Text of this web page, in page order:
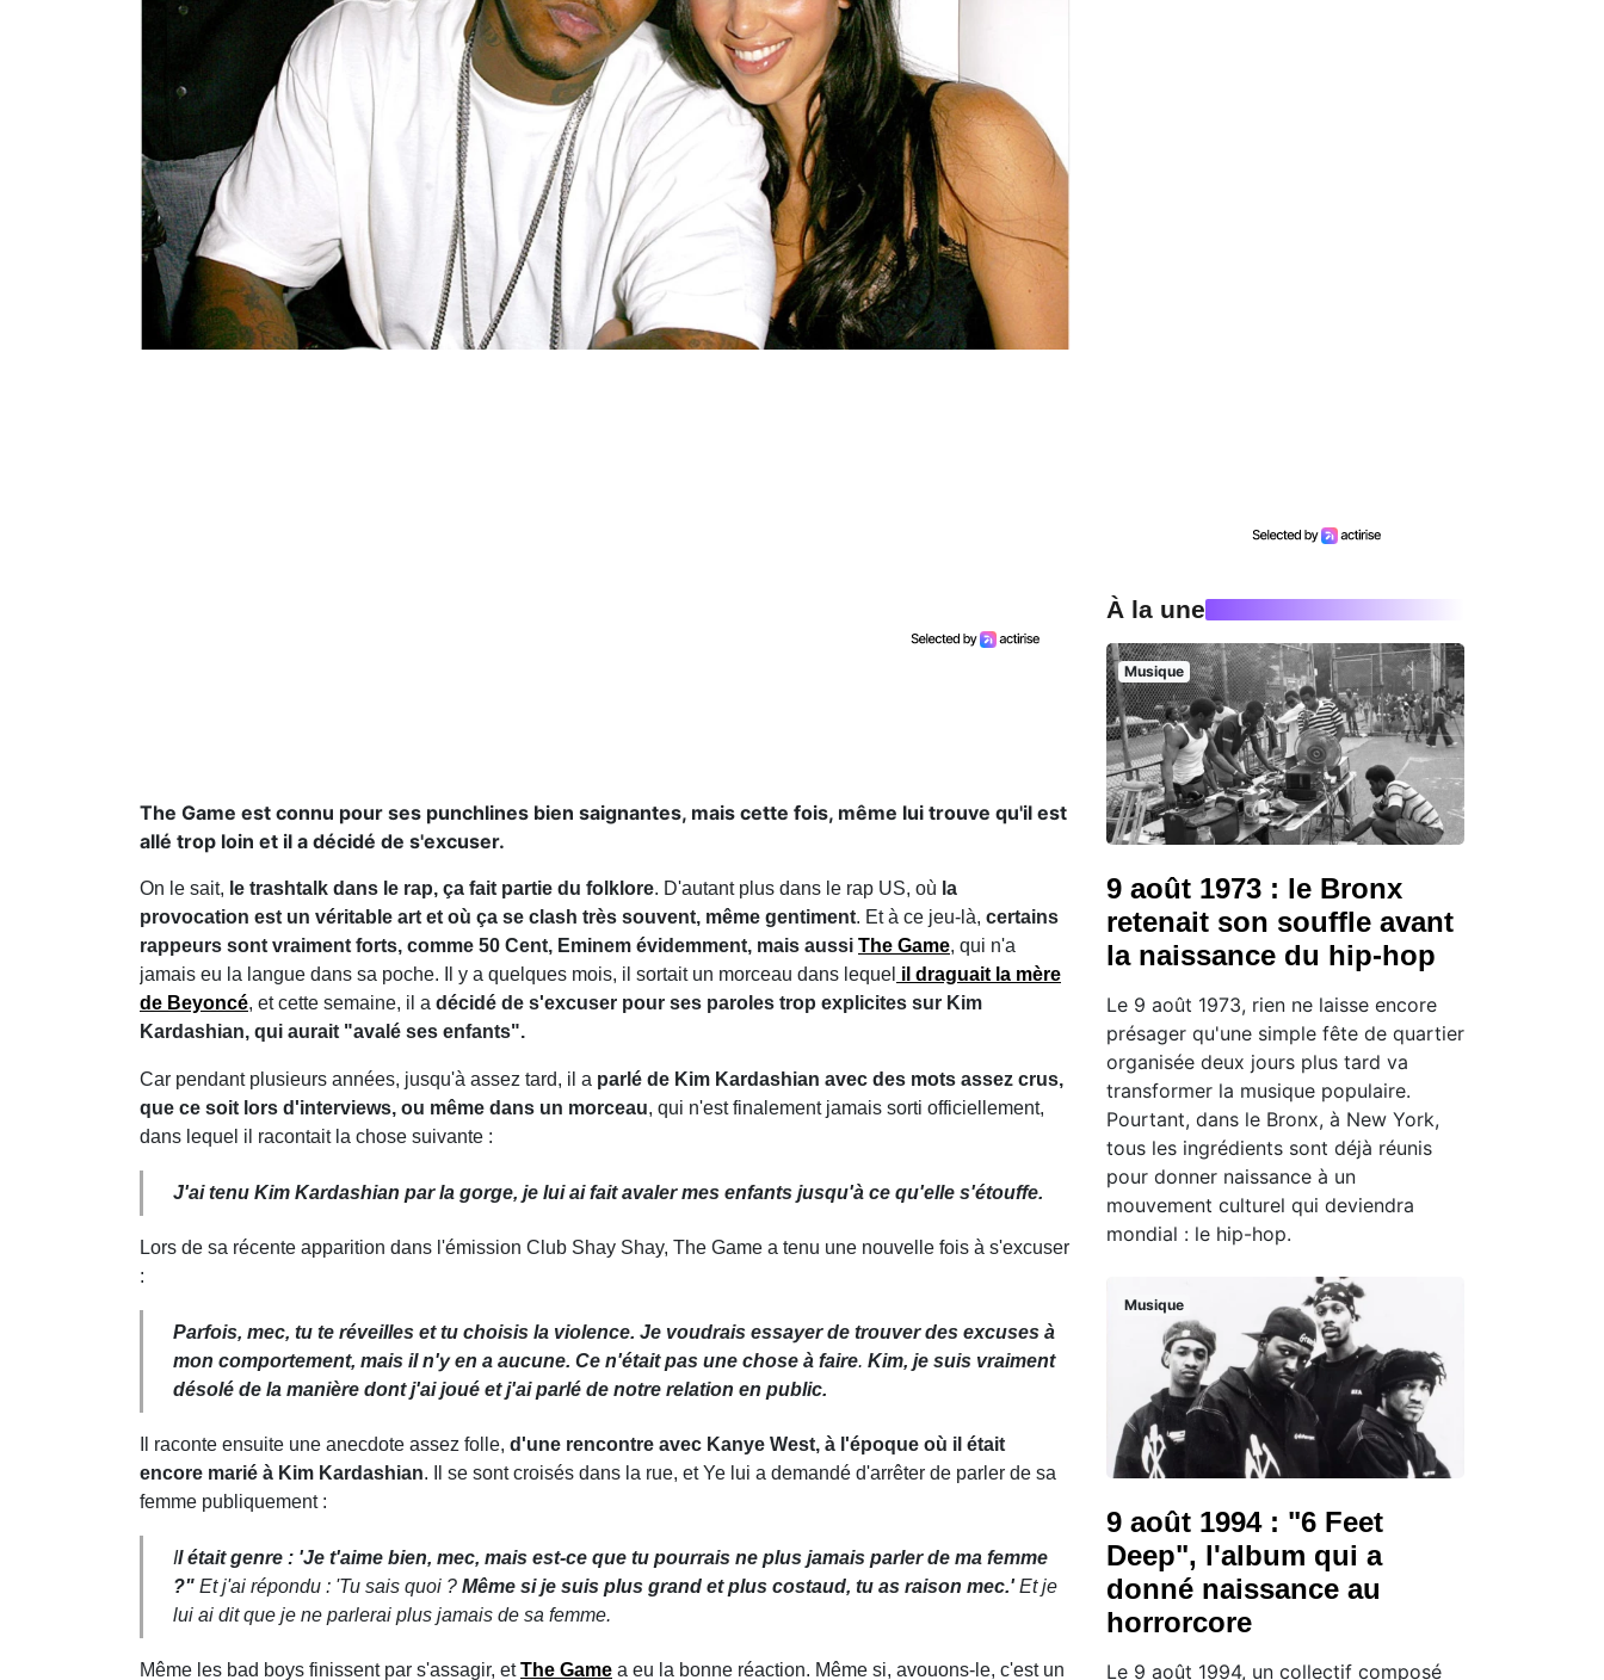
The Game est connu pour ses punchlines bien saignantes, mais cette fois, même lui trouve qu'il est
allé trop loin et il a décidé de s'excuser.
On le sait, le trashtalk dans le rap, ça fait partie du folklore. D'autant plus dans le rap US, où la
provocation est un véritable art et où ça se clash très souvent, même gentiment. Et à ce jeu-là, certains
rappeurs sont vraiment forts, comme 50 Cent, Eminem évidemment, mais aussi The Game, qui n'a
jamais eu la langue dans sa poche. Il y a quelques mois, il sortait un morceau dans lequel il draguait la mère
de Beyoncé, et cette semaine, il a décidé de s'excuser pour ses paroles trop explicites sur Kim
Kardashian, qui aurait "avalé ses enfants".
Car pendant plusieurs années, jusqu'à assez tard, il a parlé de Kim Kardashian avec des mots assez crus,
que ce soit lors d'interviews, ou même dans un morceau, qui n'est finalement jamais sorti officiellement,
dans lequel il racontait la chose suivante :
J'ai tenu Kim Kardashian par la gorge, je lui ai fait avaler mes enfants jusqu'à ce qu'elle s'étouffe.
Lors de sa récente apparition dans l'émission Club Shay Shay, The Game a tenu une nouvelle fois à s'excuser
:
Parfois, mec, tu te réveilles et tu choisis la violence. Je voudrais essayer de trouver des excuses à
mon comportement, mais il n'y en a aucune. Ce n'était pas une chose à faire. Kim, je suis vraiment
désolé de la manière dont j'ai joué et j'ai parlé de notre relation en public.
Il raconte ensuite une anecdote assez folle, d'une rencontre avec Kanye West, à l'époque où il était
encore marié à Kim Kardashian. Il se sont croisés dans la rue, et Ye lui a demandé d'arrêter de parler de sa
femme publiquement :
Il était genre : 'Je t'aime bien, mec, mais est-ce que tu pourrais ne plus jamais parler de ma femme
?" Et j'ai répondu : 'Tu sais quoi ? Même si je suis plus grand et plus costaud, tu as raison mec.'Et je
lui ai dit que je ne parlerai plus jamais de sa femme.
Même les bad boys finissent par s'assagir, etThe Game a eu la bonne réaction. Même si, avouons-le, c'est un
À la une
Musique
9 août 1973 : le Bronx
retenait son souffle avant
la naissance du hip-hop
Le 9 août 1973, rien ne laisse encore
présager qu'une simple fête de quartier
organisée deux jours plus tard va
transformer la musique populaire.
Pourtant, dans le Bronx, à New York,
tous les ingrédients sont déjà réunis
pour donner naissance à un
mouvement culturel qui deviendra
mondial : le hip-hop.
Musique
9 août 1994 : "6 Feet
Deep", l'album qui a
donné naissance au
horrorcore
Le 9 août 1994, un collectif composé